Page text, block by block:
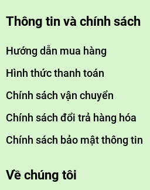
Thông tin và chính sách
Hướng dẫn mua hàng
Hình thức thanh toán
Chính sách vận chuyển
Chính sách đổi trả hàng hóa
Chính sách bảo mật thông tin
Về chúng tôi